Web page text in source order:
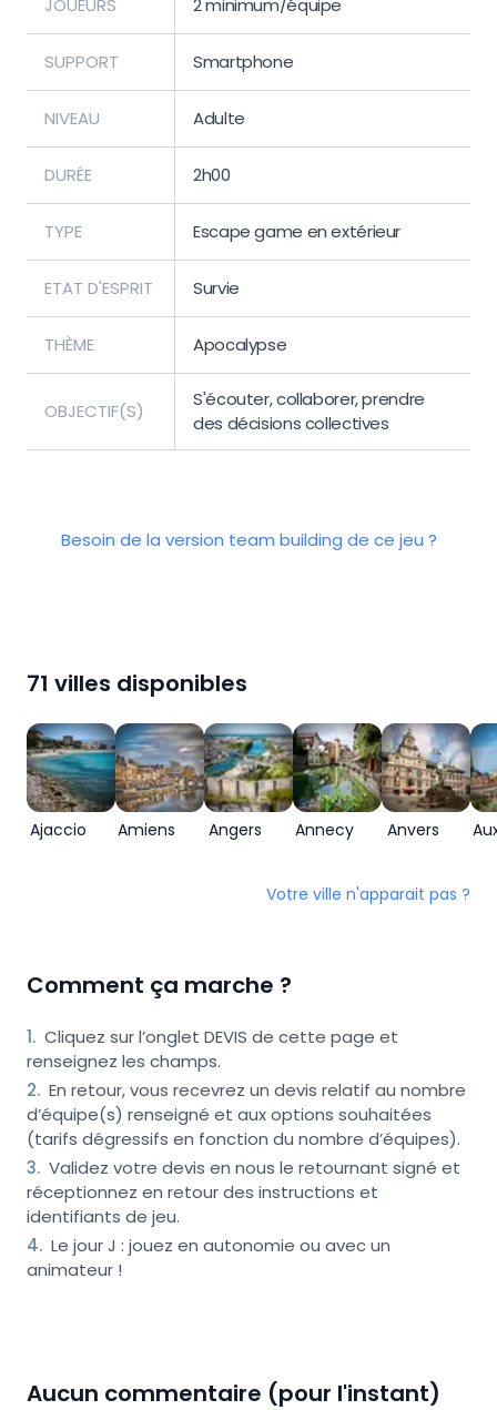
JOUEURS 2 minimum/équipe
SUPPORT Smartphone
NIVEAU Adulte
DURÉE 2h00
TYPE Escape game en extérieur
ETAT D'ESPRIT Survie
THÈME Apocalypse
OBJECTIF(S)
S'écouter, collaborer, prendre
des décisions collectives
Besoin de la version team building de ce jeu ?
71 villes disponibles
Ajaccio Amiens Angers Annecy Anvers
Votre ville n'apparait pas ?
Comment ça marche ?
1. Cliquez sur l’onglet DEVIS de cette page et
renseignez les champs.
2. En retour, vous recevrez un devis relatif au nombre
d’équipe(s) renseigné et aux options souhaitées
(tarifs dégressifs en fonction du nombre d’équipes).
3. Validez votre devis en nous le retournant signé et
réceptionnez en retour des instructions et
identifiants de jeu.
4. Le jour J : jouez en autonomie ou avec un
animateur !
Aucun commentaire (pour l'instant)